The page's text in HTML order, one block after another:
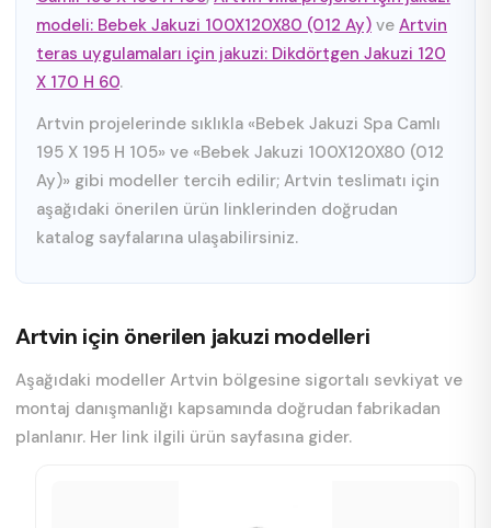
modeli: Bebek Jakuzi 100X120X80 (012 Ay) ve Artvin
teras uygulamaları için jakuzi: Dikdörtgen Jakuzi 120
X 170 H 60.
Artvin projelerinde sıklıkla «Bebek Jakuzi Spa Camlı
195 X 195 H 105» ve «Bebek Jakuzi 100X120X80 (012
Ay)» gibi modeller tercih edilir; Artvin teslimatı için
aşağıdaki önerilen ürün linklerinden doğrudan
katalog sayfalarına ulaşabilirsiniz.
Artvin için önerilen jakuzi modelleri
Aşağıdaki modeller Artvin bölgesine sigortalı sevkiyat ve
montaj danışmanlığı kapsamında doğrudan fabrikadan
planlanır. Her link ilgili ürün sayfasına gider.